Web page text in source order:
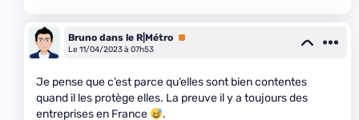
Bruno dans le R|Métro Premium
Le 11/04/2023 à 07h53
Je pense que c’est parce qu’elles sont bien contentes
quand il les protège elles. La preuve il y a toujours des
entreprises en France
.